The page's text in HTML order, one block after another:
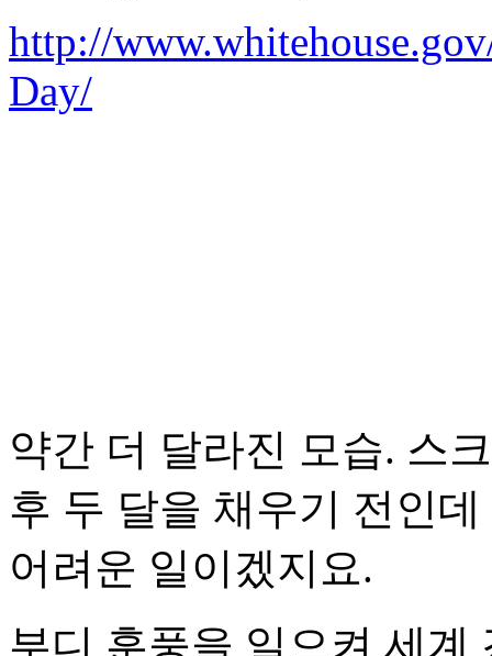
http://
Day/
약간 더 달라진 모습. 스
후 두 달을 채우기 전인
어려운 일이겠지요.
부디 훈풍을 일으켜 세계